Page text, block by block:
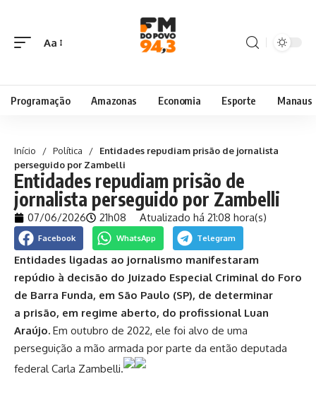
Aa
Programação Amazonas Economia Esporte Manaus
Início / Política /
Entidades repudiam prisão de jornalista
perseguido por Zambelli
Entidades repudiam prisão de
jornalista perseguido por Zambelli
07/06/2026 21h08 Atualizado há 21:08 hora(s)
Facebook WhatsApp Telegram
Entidades ligadas ao jornalismo manifestaram
repúdio à decisão do Juizado Especial Criminal do Foro
de Barra Funda, em São Paulo (SP), de determinar
a prisão, em regime aberto, do profissional Luan
Araújo. Em outubro de 2022, ele foi alvo de uma
perseguição a mão armada por parte da então deputada
federal Carla Zambelli.